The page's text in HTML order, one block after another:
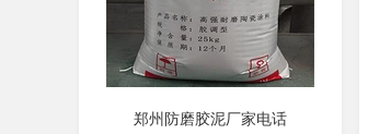
郑州防磨胶泥厂家电话